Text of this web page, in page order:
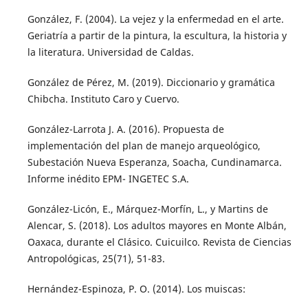
González, F. (2004). La vejez y la enfermedad en el arte.
Geriatría a partir de la pintura, la escultura, la historia y
la literatura. Universidad de Caldas.
González de Pérez, M. (2019). Diccionario y gramática
Chibcha. Instituto Caro y Cuervo.
González-Larrota J. A. (2016). Propuesta de
implementación del plan de manejo arqueológico,
Subestación Nueva Esperanza, Soacha, Cundinamarca.
Informe inédito EPM- INGETEC S.A.
González-Licón, E., Márquez-Morfín, L., y Martins de
Alencar, S. (2018). Los adultos mayores en Monte Albán,
Oaxaca, durante el Clásico. Cuicuilco. Revista de Ciencias
Antropológicas, 25(71), 51-83.
Hernández-Espinoza, P. O. (2014). Los muiscas: